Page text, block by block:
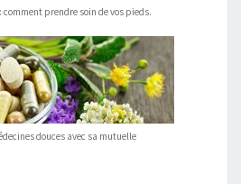
comment prendre soin de vos pieds.
douces avec sa mutuelle